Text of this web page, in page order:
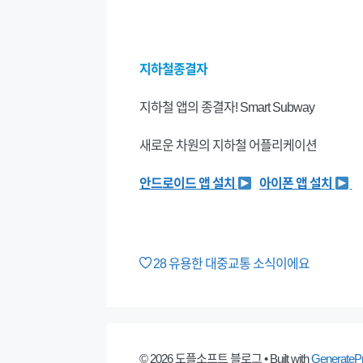
지하철종결자
지하철 앱의 종결자! Smart Subway
새로운 차원의 지하철 어플리케이션
안드로이드 앱 설치 아이폰 앱 설치
28유용한 대중교통 소식이에요
© 2026 도플소프트 블로그• Built with